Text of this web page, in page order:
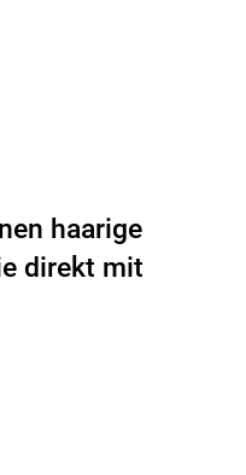
haarige
direkt mit